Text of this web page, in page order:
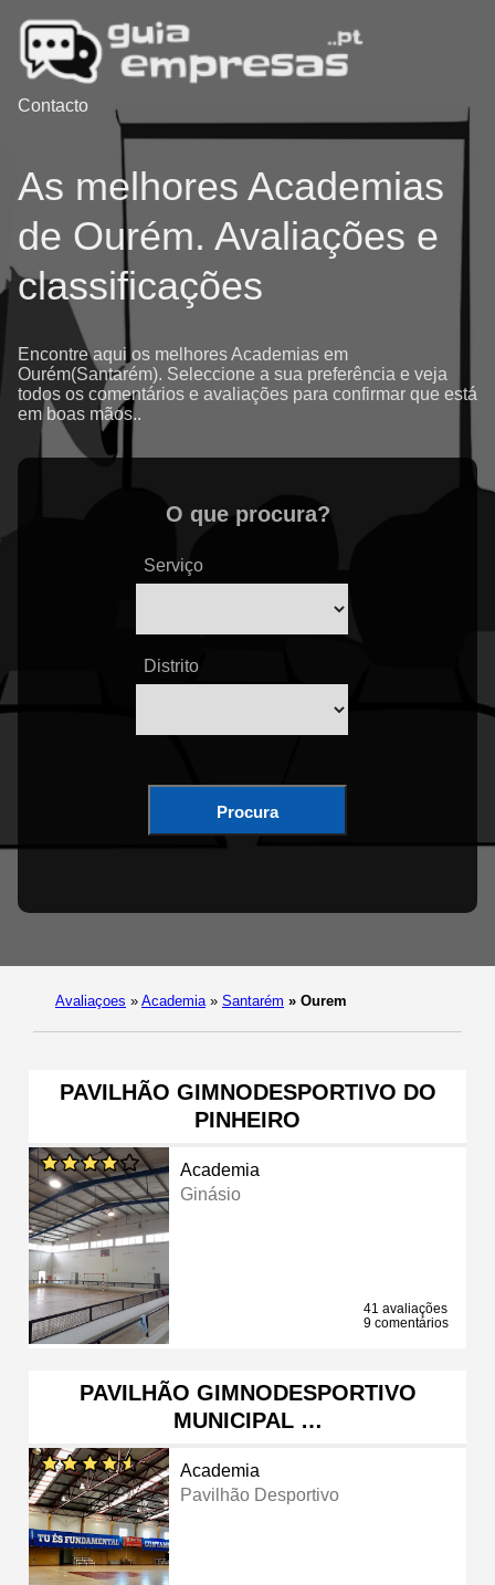
Contacto
As melhores Academias
de Ourém. Avaliações e
classificações
Encontre aqui os melhores Academias em
Ourém(Santarém). Seleccione a sua preferência e veja
todos os comentários e avaliações para confirmar que está
em boas mãos..
O que procura?
Serviço
Distrito
Procura
Avaliaçoes » Academia » Santarém » Ourem
PAVILHÃO GIMNODESPORTIVO DO
PINHEIRO
Academia
Ginásio
41 avaliações
9 comentários
PAVILHÃO GIMNODESPORTIVO
MUNICIPAL …
Academia
Pavilhão Desportivo